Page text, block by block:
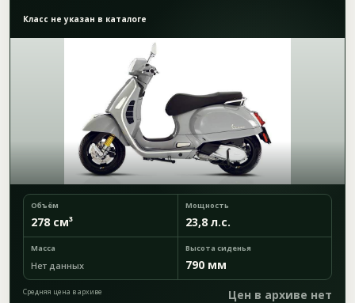
Класс не указан в каталоге
Объём
278 см³
Мощность
23,8 л.с.
Масса
Нет данных
Высота сиденья
790 мм
Средняя цена в архиве Цен в архиве нет